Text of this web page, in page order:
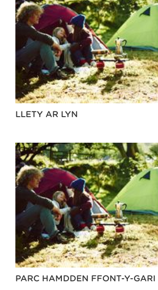
LLETY AR LYN
PARC HAMDDEN FFONT-Y-GARI